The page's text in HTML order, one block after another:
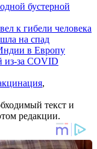
бустерной
к гибели человека
на спад
в Европу
за COVID
,
текст и
редакции.